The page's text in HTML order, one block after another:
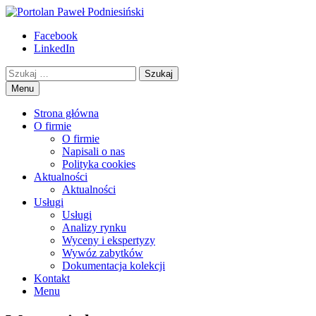
Przejdź
treści
Portolan Paweł Podniesiński
Eksperyzy i wyceny starych książek
Facebook
LinkedIn
Szukaj
Menu
Strona główna
O firmie
O firmie
Napisali o nas
Polityka cookies
Aktualności
Aktualności
Usługi
Usługi
Analizy rynku
Wyceny i ekspertyzy
Wywóz zabytków
Dokumentacja kolekcji
Kontakt
Menu